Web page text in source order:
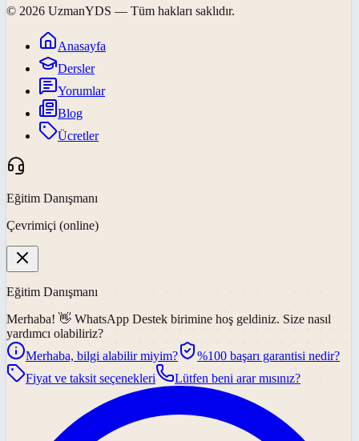
© 2026 UzmanYDS — Tüm hakları saklıdır.
Anasayfa
Dersler
Yorumlar
Blog
Ücretler
Eğitim Danışmanı
Çevrimiçi (online)
Eğitim Danışmanı
Merhaba! 👋 WhatsApp Destek birimine hoş geldiniz. Size nasıl
yardımcı olabiliriz?
Merhaba, bilgi alabilir miyim?
%100 başarı garantisi nedir?
Fiyat ve taksit seçenekleri
Lütfen beni arar mısınız?